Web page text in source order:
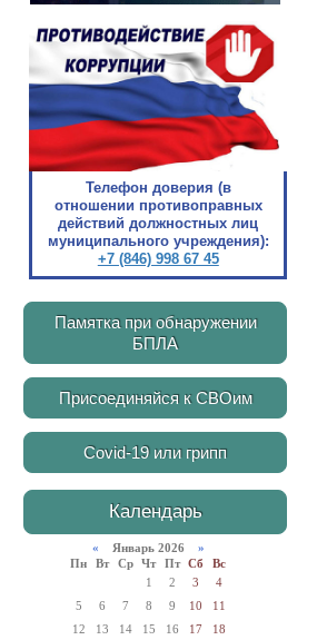
Телефон доверия (в
отношении противоправных
действий должностных лиц
муниципального учреждения):
+7 (846) 998 67 45
Памятка при обнаружении
БПЛА
Присоединяйся к СВОим
Covid-19 или грипп
Календарь
« Январь 2026»
Пн
Вт Ср Чт Пт Сб
Вс
1
2 3
4
5
6 7 8 9 10
11
12
13 14 15 16 17 18